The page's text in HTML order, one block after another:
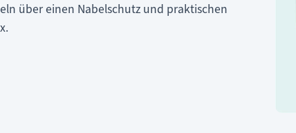
über einen Nabelschutz und praktischen